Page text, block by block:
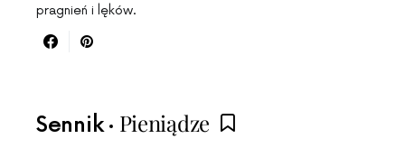
pragnień i lęków.
Sennik Pieniądze